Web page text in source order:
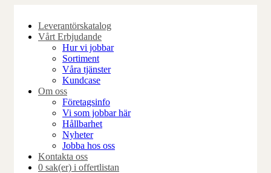
content
Leverantörskatalog
Vårt Erbjudande
Hur vi jobbar
Sortiment
Våra tjänster
Kundcase
Om oss
Företagsinfo
Vi som jobbar här
Hållbarhet
Nyheter
Jobba hos oss
Kontakta oss
0 sak(er) i offertlistan